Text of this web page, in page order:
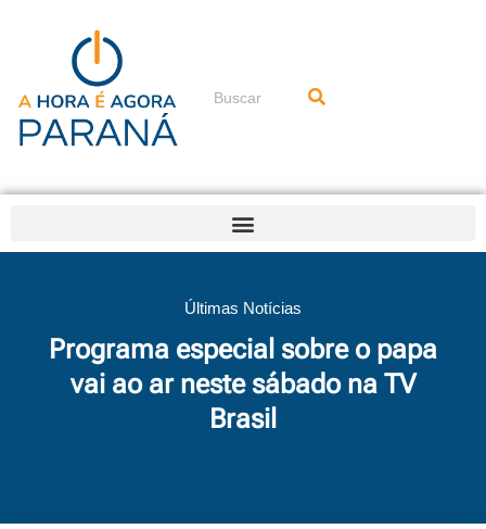
conteúdo
Pesquisar
Últimas Notícias
Programa especial sobre o papa
vai ao ar neste sábado na TV
Brasil